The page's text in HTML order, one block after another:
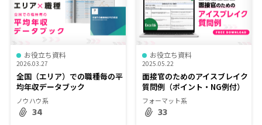
お役立ち資料
2026.03.27
全国（エリア）での職種毎の平
均年収データブック
ノウハウ系
34
お役立ち資料
2025.05.22
面接官のためのアイスブレイク
質問例（ポイント・NG例付）
フォーマット系
33